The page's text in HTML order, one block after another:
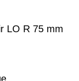
LO R 75 mm